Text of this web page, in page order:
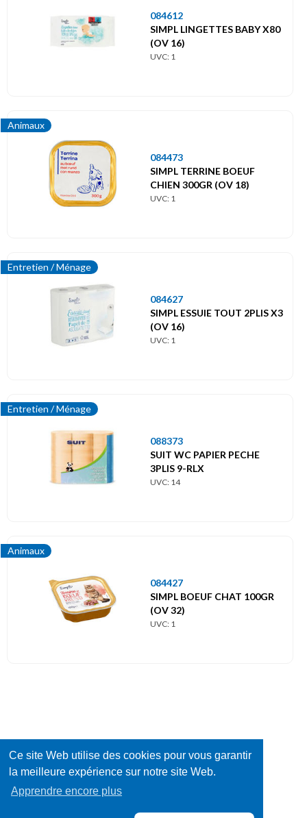
Ce site Web utilise des cookies pour vous garantir
la meilleure expérience sur notre site Web.
Apprendre encore plus
084612
SIMPL LINGETTES BABY X80
(OV 16)
UVC: 1
Animaux
084473
SIMPL TERRINE BOEUF
CHIEN 300GR (OV 18)
UVC: 1
Entretien / Ménage
084627
SIMPL ESSUIE TOUT 2PLIS X3
(OV 16)
UVC: 1
Entretien / Ménage
088373
SUIT WC PAPIER PECHE
3PLIS 9-RLX
UVC: 14
Animaux
084427
SIMPL BOEUF CHAT 100GR
(OV 32)
UVC: 1